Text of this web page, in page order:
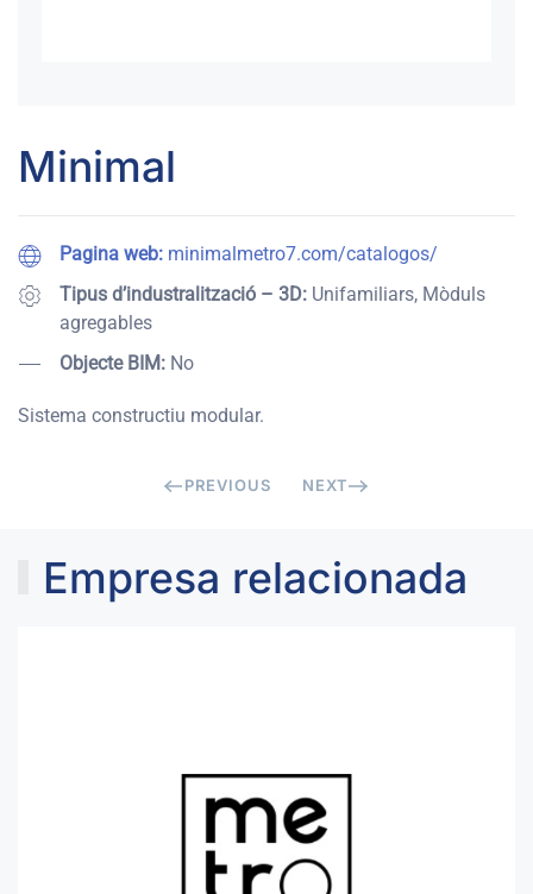
Minimal
Pagina web: minimalmetro7.com/catalogos/
Tipus d’industralització – 3D: Unifamiliars, Mòduls
agregables
Objecte BIM: No
Sistema constructiu modular.
PREVIOUS NEXT
Empresa relacionada